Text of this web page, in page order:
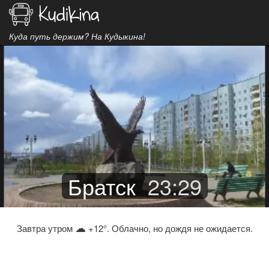
Куда путь держим? На Кудыкина!
Братск 23:29
Завтра утром ☁ +12°. Облачно, но дождя не ожидается.